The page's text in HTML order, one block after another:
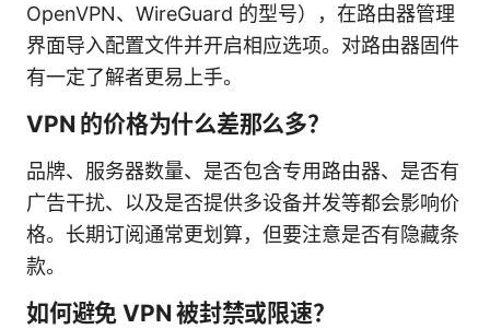
OpenVPN、WireGuard 的型号），在路由器管理
界面导入配置文件并开启相应选项。对路由器固件
有一定了解者更易上手。
VPN 的价格为什么差那么多？
品牌、服务器数量、是否包含专用路由器、是否有
广告干扰、以及是否提供多设备并发等都会影响价
格。长期订阅通常更划算，但要注意是否有隐藏条
款。
如何避免 VPN 被封禁或限速？